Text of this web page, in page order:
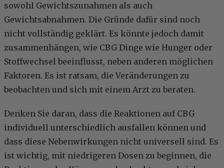
sowohl Gewichtszunahmen als auch
Gewichtsabnahmen. Die Gründe dafür sind noch
nicht vollständig geklärt. Es könnte jedoch damit
zusammenhängen, wie CBG Dinge wie Hunger oder
Stoffwechsel beeinflusst, neben anderen möglichen
Faktoren. Es ist ratsam, die Veränderungen zu
beobachten und sich mit einem Arzt zu beraten.
Denken Sie daran, dass die Reaktionen auf CBG
individuell unterschiedlich ausfallen können und
dass diese Nebenwirkungen nicht universell sind. Es
ist wichtig, mit niedrigeren Dosen zu beginnen, die